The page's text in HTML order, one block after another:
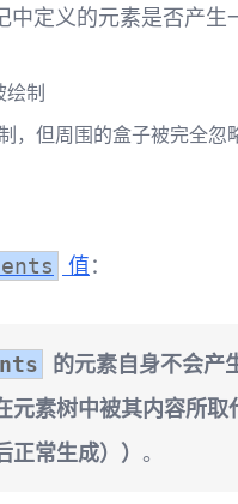
定义的元素是否产生
绘制
，但周围的盒子被完全忽
值：
的元素自身不会产
素树中被其内容所
常生成）） 。